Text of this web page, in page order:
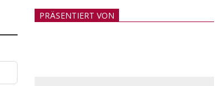
PRÄSENTIERT VON